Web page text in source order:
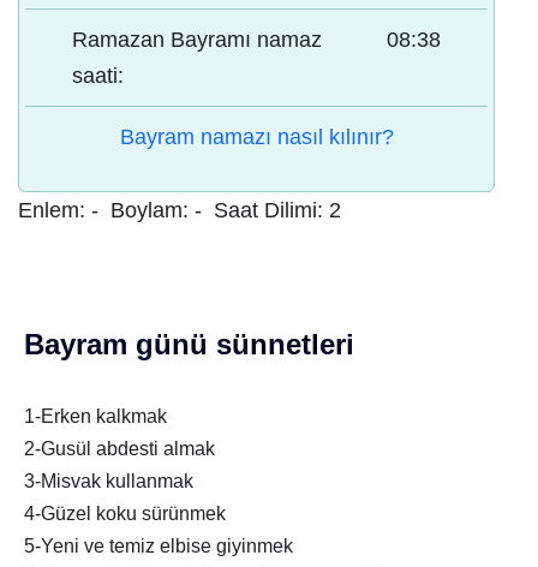
Ramazan Bayramı namaz
saati:
08:38
Bayram namazı nasıl kılınır?
Enlem: - Boylam: - Saat Dilimi: 2
Bayram günü sünnetleri
1-Erken kalkmak
2-Gusül abdesti almak
3-Misvak kullanmak
4-Güzel koku sürünmek
5-Yeni ve temiz elbise giyinmek